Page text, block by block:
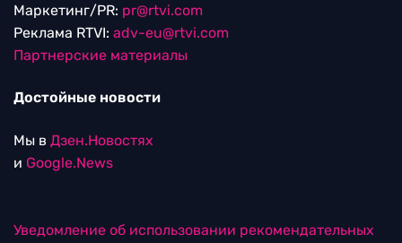
Маркетинг/PR: pr@rtvi.com
Реклама RTVI: adv-eu@rtvi.com
Партнерские материалы
Достойные новости
Мы в Дзен.Новостях
и Google.News
Уведомление об использовании рекомендательных